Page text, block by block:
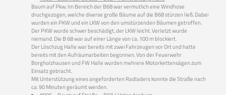
Baum auf Pkw. Im Bereich der B68 war vermutlich eine Windhose
druchgezogen, welche diverse große Bäume auf die B68 stürzen ließ. Dabei
wurden ein PKW und ein LKW von den umstürzenden Bäumen getroffen.
Der PKW wurde schwer beschädigt, der LKW leicht. Verletzt wurde
niemand. Die B 68 war auf einer Länge von ca. 100 m blockiert.
Der Löschzug Halle war bereits mit zwei Fahrzeugen vor Ort und hatte
bereits mit den Aufräumarbeiten begonnen. Von der Feuerwehr
Borgholzhausen und FW Halle wurden mehrere Motorkettensägen zum
Einsatz gebracht.
Mit Unterstützung eines angeforderten Radladers konnte die Straße nach
ca. 90 Minuten geräumt werden.